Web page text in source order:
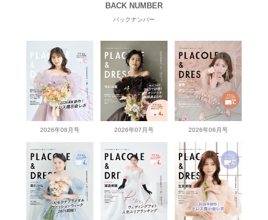
BACK NUMBER
バックナンバー
2026年08月号 2026年07月号 2026年06月号